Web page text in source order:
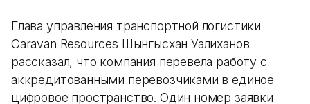
Глава управления транспортной логистики
Caravan Resources Шынгысхан Уалиханов
рассказал, что компания перевела работу с
аккредитованными перевозчиками в единое
цифровое пространство. Один номер заявки